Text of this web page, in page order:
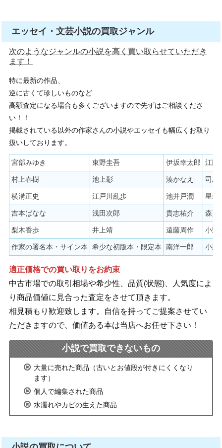
エッセイ・文芸小説の買取ジャンル
次のようなジャンルの小説を高く買い取らせていただき
ます！
特に最新の作品、
逆に古くて珍しいものなど
高額査定になる場合も多くございますので先ずはご相談くださ
い！！
掲載されている以外の作家さんの小説やエッセイも幅広くお取り
扱いしております。
宮部みゆき 東野圭吾 伊坂幸太郎 江國
村上春樹 池上彰 湊かなえ 司馬
横溝正史 江戸川乱歩 池井戸潤 星新
吉本ばなな 浅田次郎 貴志祐介 森見
梨木香歩 井上靖 遠藤周作 小野
作家の署名本・サイン本 希少な初版本・限定本 南洋一郎 小栗
適正価格での買い取りをお約束
中古市場での取引相場や希少性、品質(状態)、人気度によ
り商品価値に見合った査定をさせて頂きます。
相見積もり歓迎致します。自信を持ってご提案させてい
ただきますので、価値ある本は当店へお任せ下さい！
小説で買取できないもの
大量に売れた商品（古いとお値段が付きにくくなり
ます）
個人で編集された商品
水濡れやカビの生えた商品